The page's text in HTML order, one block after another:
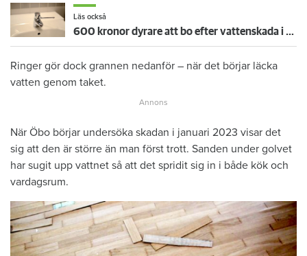
Läs också
600 kronor dyrare att bo efter vattenskada i Varberg
Ringer gör dock grannen nedanför – när det börjar läcka
vatten genom taket.
När Öbo börjar undersöka skadan i januari 2023 visar det
sig att den är större än man först trott. Sanden under golvet
har sugit upp vattnet så att det spridit sig in i både kök och
vardagsrum.